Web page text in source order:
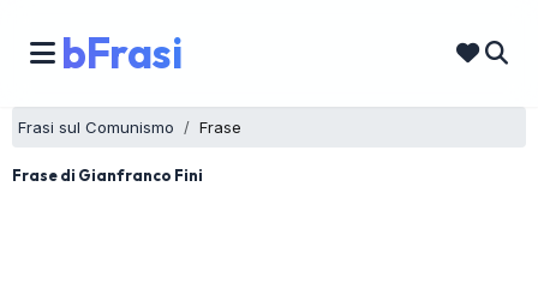
bFrasi
Frasi sul Comunismo Frase
Frase di Gianfranco Fini